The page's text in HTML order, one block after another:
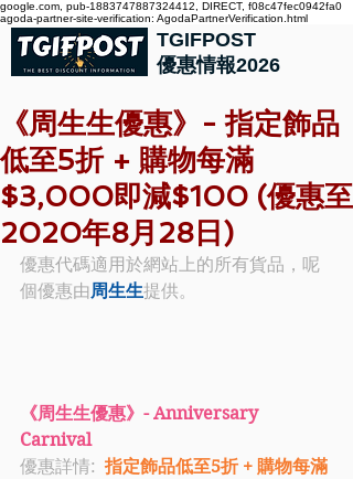
google.com, pub-1883747887324412, DIRECT, f08c47fec0942fa0
agoda-partner-site-verification: AgodaPartnerVerification.html
TGIFPOST
優惠情報2026
《周生生優惠》- 指定飾品
低至5折 + 購物每滿
$3,000即減$100 (優惠至
2020年8月28日)
優惠代碼適用於網站上的所有貨品，呢
個優惠由周生生提供。
《周生生優惠》- Anniversary
Carnival
優惠詳情: 指定飾品低至5折 + 購物每滿